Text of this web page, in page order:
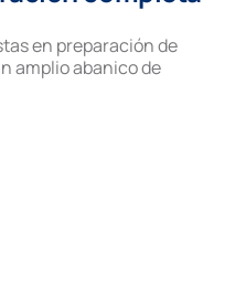
en preparación de
amplio abanico de